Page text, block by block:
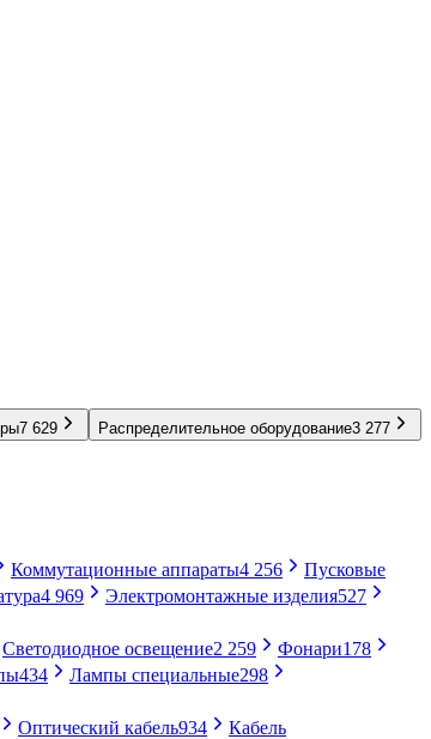
7 629 Распределительное оборудование3 277
Коммутационные аппараты4 256
Пусковые
4 969 Электромонтажные изделия527
Светодиодное освещение2 259 Фонари178
434 Лампы специальные298
Оптический кабель934
Кабель